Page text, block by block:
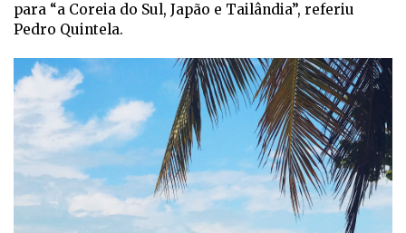
para “a Coreia do Sul, Japão e Tailândia”, referiu
Pedro Quintela.